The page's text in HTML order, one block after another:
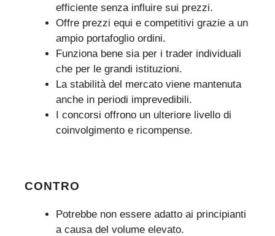
efficiente senza influire sui prezzi.
Offre prezzi equi e competitivi grazie a un
ampio portafoglio ordini.
Funziona bene sia per i trader individuali
che per le grandi istituzioni.
La stabilità del mercato viene mantenuta
anche in periodi imprevedibili.
I concorsi offrono un ulteriore livello di
coinvolgimento e ricompense.
CONTRO
Potrebbe non essere adatto ai principianti
a causa del volume elevato.